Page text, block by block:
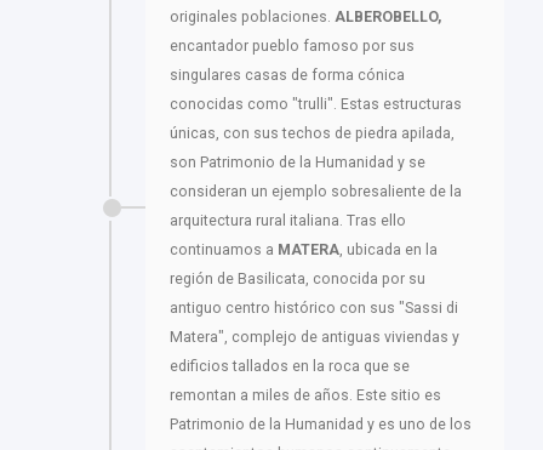
originales poblaciones. ALBEROBELLO,
encantador pueblo famoso por sus
singulares casas de forma cónica
conocidas como "trulli". Estas estructuras
únicas, con sus techos de piedra apilada,
son Patrimonio de la Humanidad y se
consideran un ejemplo sobresaliente de la
arquitectura rural italiana. Tras ello
continuamos a MATERA , ubicada en la
región de Basilicata, conocida por su
antiguo centro histórico con sus "Sassi di
Matera", complejo de antiguas viviendas y
edificios tallados en la roca que se
remontan a miles de años. Este sitio es
Patrimonio de la Humanidad y es uno de los